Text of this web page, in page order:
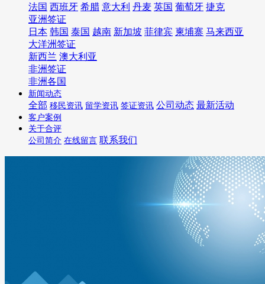
法国 西班牙 希腊 意大利 丹麦 英国 葡萄牙 捷克
亚洲签证
日本 韩国 泰国 越南 新加坡 菲律宾 柬埔寨 马来西亚
大洋洲签证
新西兰 澳大利亚
非洲签证
非洲各国
新闻动态
全部 移民资讯 留学资讯 签证资讯 公司动态 最新活动
客户案例
关于合评
公司简介 在线留言 联系我们